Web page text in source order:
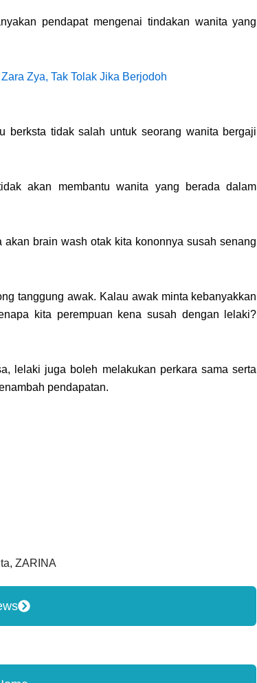
pendapat mengenai tindakan wanita yang
Zya, Tak Tolak Jika Berjodoh
berksta tidak salah untuk seorang wanita bergaji
akan membantu wanita yang berada dalam
brain wash otak kita kononnya susah senang
tanggung awak. Kalau awak minta kebanyakkan
kita perempuan kena susah dengan lelaki?
lelaki juga boleh melakukan perkara sama serta
pendapatan.
, ZARINA